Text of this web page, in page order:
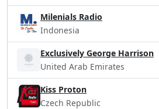
Milenials Radio
Indonesia
Exclusively George Harrison
United Arab Emirates
Kiss Proton
Czech Republic